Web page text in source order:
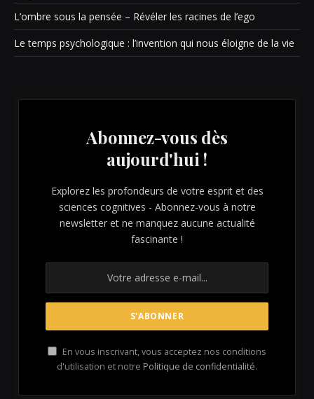
L’ombre sous la pensée – Révéler les racines de l’ego
Le temps psychologique : l’invention qui nous éloigne de la vie
Abonnez-vous dès
aujourd'hui !
Explorez les profondeurs de votre esprit et des
sciences cognitives - Abonnez-vous à notre
newsletter et ne manquez aucune actualité
fascinante !
En vous inscrivant, vous acceptez nos conditions
d'utilisation et notre Politique de confidentialité.